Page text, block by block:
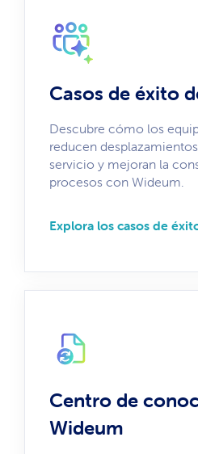
Casos de éxito
Descubre cómo los
reducen
servicio y mejoran la
procesos con Wideum.
Explora los casos de
Centro de
Wideum